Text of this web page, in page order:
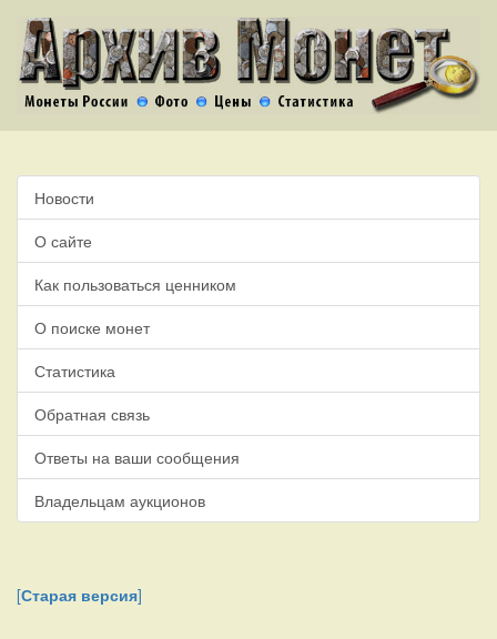
Новости
О сайте
Как пользоваться ценником
О поиске монет
Статистика
Обратная связь
Ответы на ваши сообщения
Владельцам аукционов
[Старая версия]